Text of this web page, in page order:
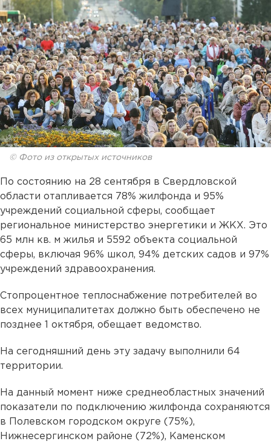
© Фото из открытых источников
По состоянию на 28 сентября в Свердловской
области отапливается 78% жилфонда и 95%
учреждений социальной сферы, сообщает
региональное министерство энергетики и ЖКХ. Это
65 млн кв. м жилья и 5592 объекта социальной
сферы, включая 96% школ, 94% детских садов и 97%
учреждений здравоохранения.
Стопроцентное теплоснабжение потребителей во
всех муниципалитетах должно быть обеспечено не
позднее 1 октября, обещает ведомство.
На сегодняшний день эту задачу выполнили 64
территории.
На данный момент ниже среднеобластных значений
показатели по подключению жилфонда сохраняются
в Полевском городском округе (75%),
Нижнесергинском районе (72%), Каменском